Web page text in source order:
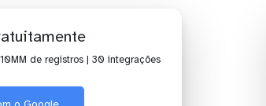
de registros | 30 integrações